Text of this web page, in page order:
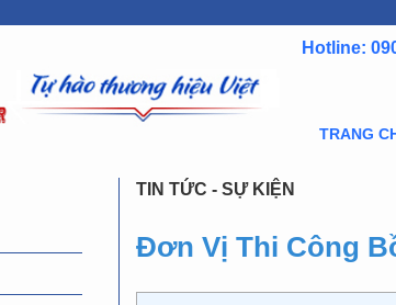
Hotline:
TRANG
TIN TỨC - SỰ KIỆN
Đơn Vị Thi Công